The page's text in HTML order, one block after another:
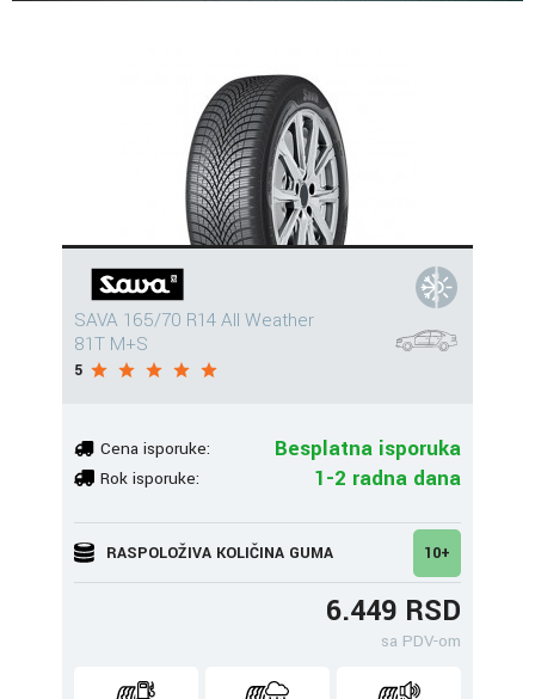
SAVA 165/70 R14 All Weather
81T M+S
5
Cena isporuke: Besplatna isporuka
Rok isporuke: 1-2 radna dana
RASPOLOŽIVA KOLIČINA GUMA 10+
6.449 RSD
sa PDV-om